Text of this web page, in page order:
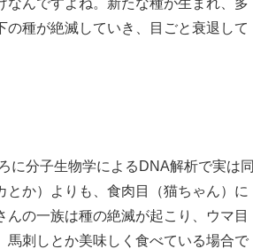
種が絶滅していき、目ごと衰退して
分子生物学によるDNA解析で実は同
か）よりも、食肉目（猫ちゃん）に
の一族は種の絶滅が起こり、ウマ目
刺しとか美味しく食べている場合で